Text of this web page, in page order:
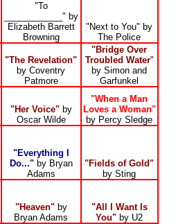
"To
____________" by
Elizabeth Barrett
Browning
"Next to You" by
The Police
"The Revelation"
by Coventry
Patmore
"Bridge Over
Troubled Water"
by Simon and
Garfunkel
"Her Voice"by
Oscar Wilde
"When a Man
Loves a Woman"
by Percy Sledge
"Everything I
Do..."by Bryan
Adams
"Fields of Gold"
by Sting
"Heaven"by
Bryan Adams
"All I Want Is
You" by U2